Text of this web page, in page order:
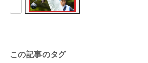
この記事のタグ